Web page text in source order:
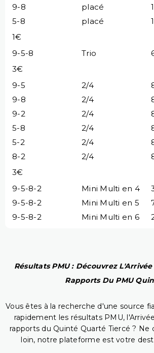
9-8 placé
5-8
placé
1€
9-5-8
Trio
3€
9-5
2/4
9-8
2/4
9-2
2/4
5-8
2/4
5-2
2/4
8-2
2/4
3€
9-5-8-2
Mini Multi en 4
9-5-8-2
Mini Multi en 5
9-5-8-2
Mini Multi en 6
Résultats PMU : Découvrez
Rapports Du PMU
Vous êtes à la recherche d'une source
rapidement les résultats PMU,
rapports du Quinté Quarté Tiercé ? Ne
loin, notre plateforme est votre